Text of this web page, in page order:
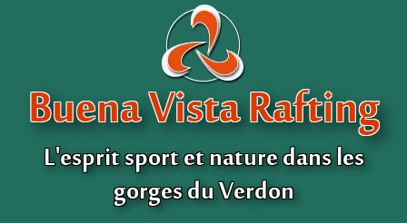
Buena Vista Rafting
L'esprit sport et nature dans les
gorges du Verdon